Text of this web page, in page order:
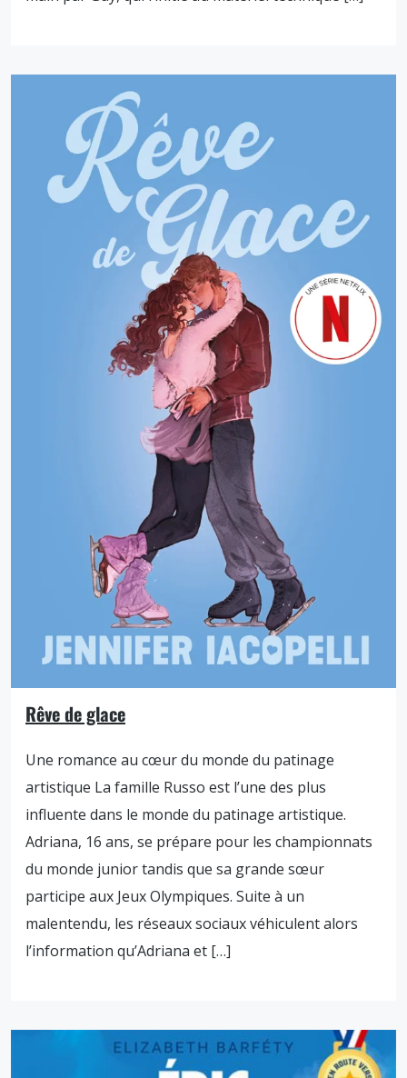
Rêve de glace
Une romance au cœur du monde du patinage
artistique La famille Russo est l’une des plus
influente dans le monde du patinage artistique.
Adriana, 16 ans, se prépare pour les championnats
du monde junior tandis que sa grande sœur
participe aux Jeux Olympiques. Suite à un
malentendu, les réseaux sociaux véhiculent alors
l’information qu’Adriana et […]